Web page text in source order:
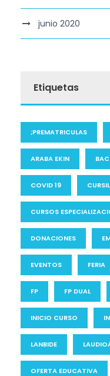
junio 2020
Etiquetas
;PREMATRICULAS
ARABA EKIN
COVID 19
CURSOS
DONACIONES
EVENTOS FERIA
FP FP DUAL
INICIO CURSO
LANBIDE
OFERTA EDUCATIVA